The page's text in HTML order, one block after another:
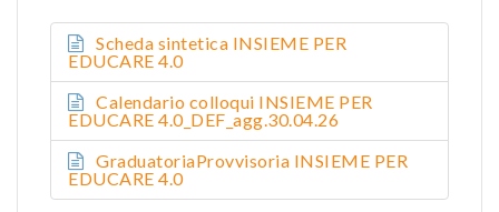
Scheda sintetica INSIEME PER
EDUCARE 4.0
Calendario colloqui INSIEME PER
EDUCARE 4.0_DEF_agg.30.04.26
GraduatoriaProvvisoria INSIEME PER
EDUCARE 4.0